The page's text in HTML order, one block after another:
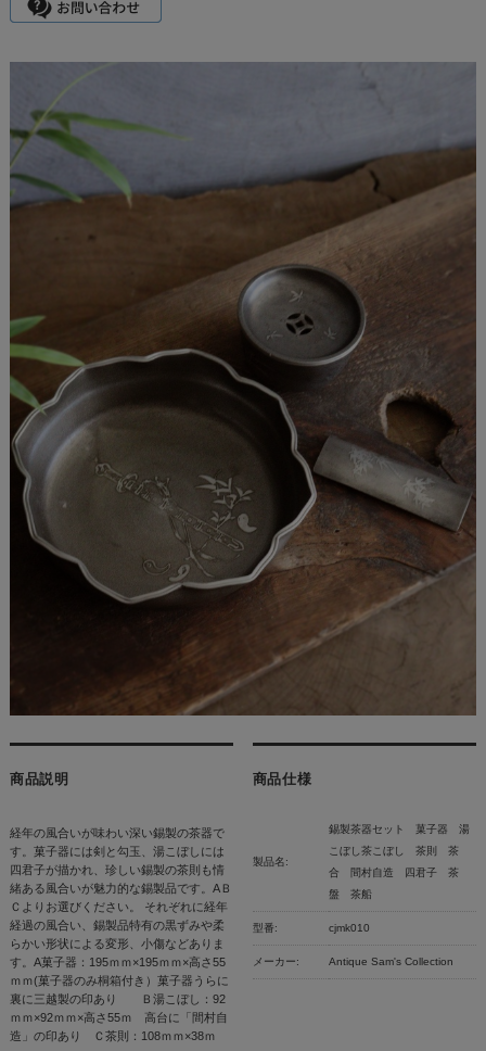
商品説明
経年の風合いが味わい深い錫製の茶器で
す。菓子器には剣と勾玉、湯こぼしには
四君子が描かれ、珍しい錫製の茶則も情
緒ある風合いが魅力的な錫製品です。AＢ
Ｃよりお選びください。 それぞれに経年
経過の風合い、錫製品特有の黒ずみや柔
らかい形状による変形、小傷などありま
す。A菓子器：195ｍｍ×195ｍｍ×高さ55
ｍｍ(菓子器のみ桐箱付き）菓子器うらに
裏に三越製の印あり Ｂ湯こぼし：92
ｍｍ×92ｍｍ×高さ55ｍ 高台に「間村自
造」の印あり Ｃ茶則：108ｍｍ×38ｍ
商品仕様
製品名:
錫製茶器セット 菓子器 湯
こぼし茶こぼし 茶則 茶
合 間村自造 四君子 茶
盤 茶船
型番: cjmk010
メーカー: Antique Sam's Collection